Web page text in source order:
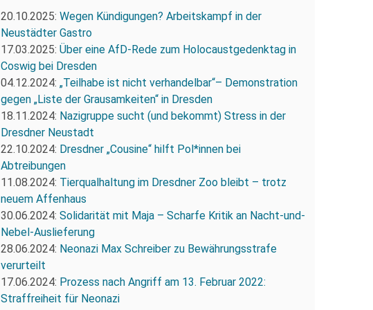
20.10.2025: Wegen Kündigungen? Arbeitskampf in der
Neustädter Gastro
17.03.2025: Über eine AfD-Rede zum Holocaustgedenktag in
Coswig bei Dresden
04.12.2024: „Teilhabe ist nicht verhandelbar“– Demonstration
gegen „Liste der Grausamkeiten“ in Dresden
18.11.2024: Nazigruppe sucht (und bekommt) Stress in der
Dresdner Neustadt
22.10.2024: Dresdner „Cousine“ hilft Pol*innen bei
Abtreibungen
11.08.2024: Tierqualhaltung im Dresdner Zoo bleibt – trotz
neuem Affenhaus
30.06.2024: Solidarität mit Maja – Scharfe Kritik an Nacht-und-
Nebel-Auslieferung
28.06.2024: Neonazi Max Schreiber zu Bewährungsstrafe
verurteilt
17.06.2024: Prozess nach Angriff am 13. Februar 2022:
Straffreiheit für Neonazi